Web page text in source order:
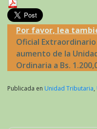
Por favor, lea
Oficial Extraordinario
aumento de la
Ordinaria a Bs.
Publicada en Unidad Tributaria,